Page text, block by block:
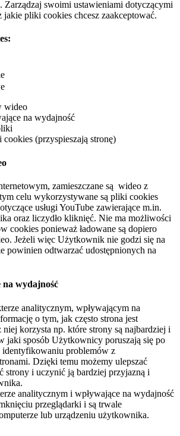
Zarządzaj swoimi ustawieniami dotyczącymi
pliki cookies chcesz zaakceptować.
wideo
na wydajność
(przyspieszają stronę)
zamieszczane są wideo z
celu wykorzystywane są pliki cookies
usługi YouTube zawierające m.in.
oraz liczydło kliknięć. Nie ma możliwości
cookies ponieważ ładowane są dopiero
Jeżeli więc Użytkownik nie godzi się na
powinien odtwarzać udostępnionych na
na wydajność
analitycznym, wpływającym na
o tym, jak często strona jest
korzysta np. które strony są najbardziej i
jaki sposób Użytkownicy poruszają się po
identyfikowaniu problemów z
Dzięki temu możemy ulepszać
strony i uczynić ją bardziej przyjazną i
analitycznym i wpływające na wydajność
przeglądarki i są trwale
lub urządzeniu użytkownika.